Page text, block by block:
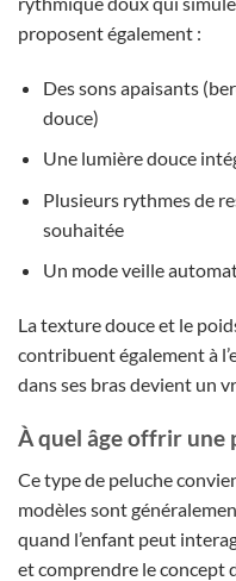
proposent également :
Des sons apaisants
douce)
Une lumière douce
Plusieurs rythmes de
souhaitée
Un mode veille
La texture douce et le
contribuent également à
dans ses bras devient un
À quel âge offrir une
Ce type de peluche
modèles sont
quand l’enfant peut
et comprendre le concept